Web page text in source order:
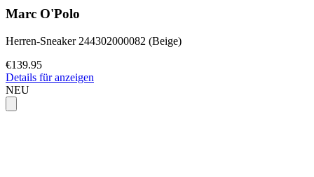
Marc O'Polo
Herren-Sneaker 244302000082 (Beige)
€139.95
Details für anzeigen
NEU